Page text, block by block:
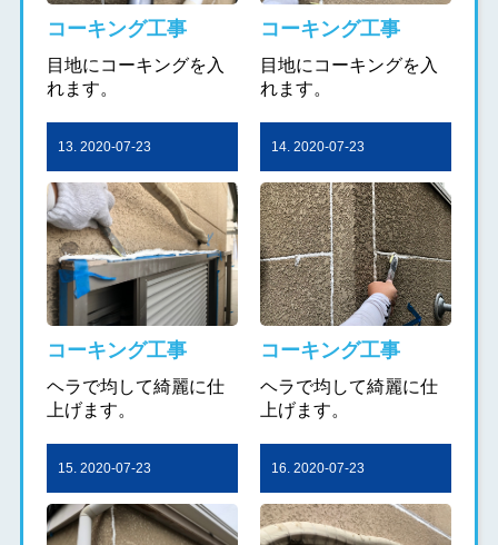
コーキング工事
目地にコーキングを入
れます。
コーキング工事
目地にコーキングを入
れます。
13. 2020-07-23
コーキング工事
ヘラで均して綺麗に仕
上げます。
14. 2020-07-23
コーキング工事
ヘラで均して綺麗に仕
上げます。
15. 2020-07-23 16. 2020-07-23